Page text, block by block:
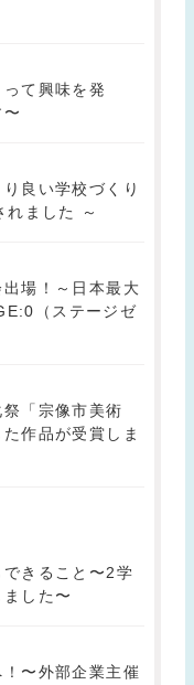
って興味を発
良い学校づくり
れました ～
出場！～日本最大
（ステージゼ
祭「宗像市美術
作品が受賞しま
できること〜2学
した〜
！〜外部企業主催